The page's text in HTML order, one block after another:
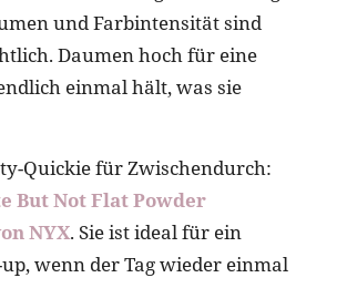
und Farbintensität sind
Daumen hoch für eine
einmal hält, was sie
Quickie für Zwischendurch:
But Not Flat Powder
NYX. Sie ist ideal für ein
wenn der Tag wieder einmal